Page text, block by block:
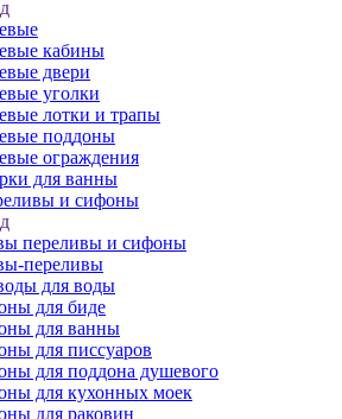
кабины
двери
уголки
лотки и трапы
поддоны
ограждения
для ванны
и сифоны
переливы и сифоны
переливы
для воды
для биде
для ванны
для писсуаров
для поддона душевого
для кухонных моек
для раковин